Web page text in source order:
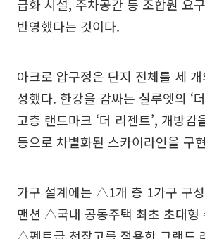
급화 시설, 주차공간 등 조합원 요
반영했다는 것이다.
아크로 압구정은 단지 전체를 세
성했다. 한강을 감싸는 실루엣의 ‘
고층 랜드마크 ‘더 리젠트’, 개방감
등으로 차별화된 스카이라인을 구
가구 설계에는 △1개 층 1가구 구
맨션 △국내 공동주택 최초 초대형